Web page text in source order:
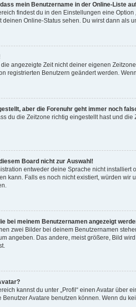
mein Benutzername in der Online-Liste
findest du in den Einstellungen eine
deinen Online-Status sehen. Du wirst dann als
angezeigte Zeit nicht deiner eigenen
registrierten Benutzern geändert werden.
aber die Forenuhr geht immer noch
du die Zeitzone richtig eingestellt hast und
Board nicht zur Auswahl!
entweder deine Sprache nicht
kann. Falls es noch nicht existiert, würden
bei meinem Benutzernamen angezeigt
zwei Bilder bei deinem Benutzernamen
angeben. Das andere, meist größere, Bild
kannst du unter „Profil“ einen Avatar über
Avatare benutzen können. Wenn du